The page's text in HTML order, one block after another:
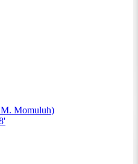
M. Momuluh)
'